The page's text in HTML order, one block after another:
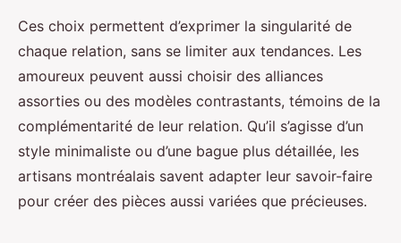
Ces choix permettent d’exprimer la singularité de
chaque relation, sans se limiter aux tendances. Les
amoureux peuvent aussi choisir des alliances
assorties ou des modèles contrastants, témoins de la
complémentarité de leur relation. Qu’il s’agisse d’un
style minimaliste ou d’une bague plus détaillée, les
artisans montréalais savent adapter leur savoir-faire
pour créer des pièces aussi variées que précieuses.